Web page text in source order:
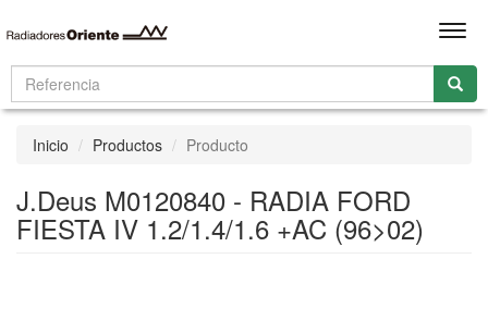
Inicio Productos Producto
J.Deus M0120840 - RADIA FORD
FIESTA IV 1.2/1.4/1.6 +AC (96>02)